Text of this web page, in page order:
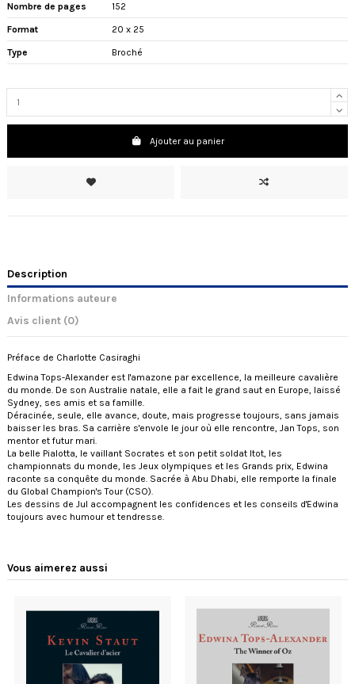
Nombre de pages 152
Format 20 x 25
Type Broché
Ajouter au panier
Description
Informations auteure
Avis client (0)
Préface de Charlotte Casiraghi
Edwina Tops-Alexander est l'amazone par excellence, la meilleure cavalière
du monde. De son Australie natale, elle a fait le grand saut en Europe, laissé
Sydney, ses amis et sa famille.
Déracinée, seule, elle avance, doute, mais progresse toujours, sans jamais
baisser les bras. Sa carrière s'envole le jour où elle rencontre, Jan Tops, son
mentor et futur mari.
La belle Pialotta, le vaillant Socrates et son petit soldat Itot, les
championnats du monde, les Jeux olympiques et les Grands prix, Edwina
raconte sa conquête du monde. Sacrée à Abu Dhabi, elle remporte la finale
du Global Champion's Tour (CSO).
Les dessins de Jul accompagnent les confidences et les conseils d'Edwina
toujours avec humour et tendresse.
Vous aimerez aussi